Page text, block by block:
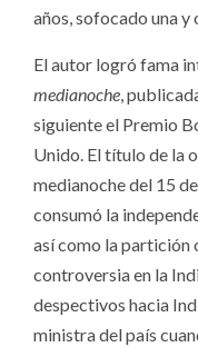
años, sofocado una
El autor logró fama
medianoche,
siguiente el Premio
Unido. El título de la
medianoche del 15
consumó la
así como la partición
controversia en la
despectivos hacia
ministra del país